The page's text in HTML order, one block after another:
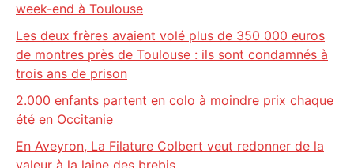
week-end à Toulouse
Les deux frères avaient volé plus de 350 000 euros
de montres près de Toulouse : ils sont condamnés à
trois ans de prison
2.000 enfants partent en colo à moindre prix chaque
été en Occitanie
En Aveyron, La Filature Colbert veut redonner de la
valeur à la laine des brebis